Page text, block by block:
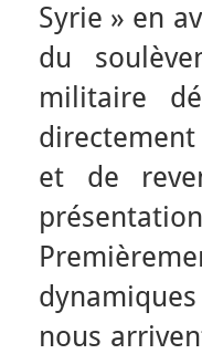
Syrie » en
du
militaire
et de
nous